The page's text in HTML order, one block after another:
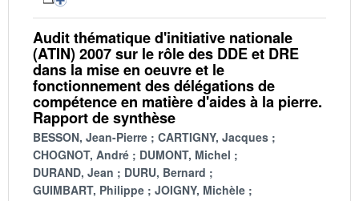
Audit thématique d'initiative nationale
(ATIN) 2007 sur le rôle des DDE et DRE
dans la mise en oeuvre et le
fonctionnement des délégations de
compétence en matière d'aides à la pierre.
Rapport de synthèse
BESSON, Jean-Pierre
CARTIGNY, Jacques
CHOGNOT, André
DUMONT, Michel
DURAND, Jean
DURU, Bernard
GUIMBART, Philippe
JOIGNY, Michèle